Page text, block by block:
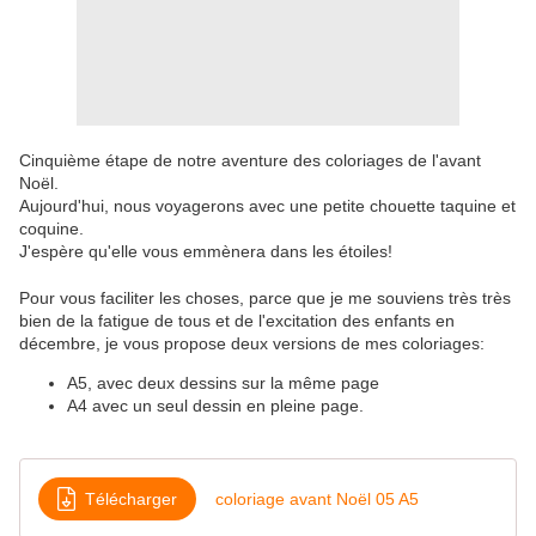
Cinquième étape de notre aventure des coloriages de l'avant
Noël.
Aujourd'hui, nous voyagerons avec une petite chouette taquine et
coquine.
J'espère qu'elle vous emmènera dans les étoiles!
Pour vous faciliter les choses, parce que je me souviens très très
bien de la fatigue de tous et de l'excitation des enfants en
décembre, je vous propose deux versions de mes coloriages:
A5, avec deux dessins sur la même page
A4 avec un seul dessin en pleine page.
Télécharger coloriage avant Noël 05 A5